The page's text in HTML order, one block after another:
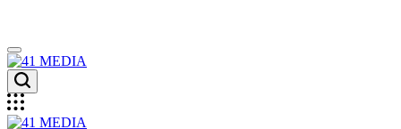
Skip
to
content
41
MEDIA